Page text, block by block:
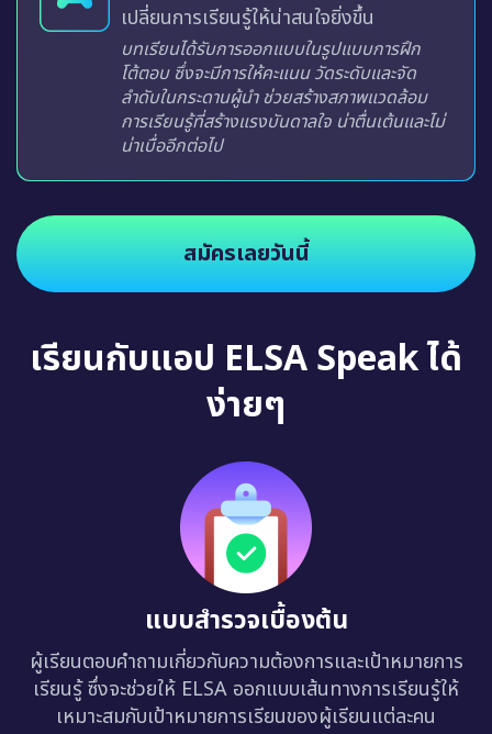
เปลี่ยนการเรียนรู้ให้น่าสนใจยิ่งขึ้น
บทเรียนได้รับการออกแบบในรูปแบบการฝึก
โต้ตอบ ซึ่งจะมีการให้คะแนน วัดระดับและจัด
ลำดับในกระดานผู้นำ ช่วยสร้างสภาพแวดล้อม
การเรียนรู้ที่สร้างแรงบันดาลใจ น่าตื่นเต้นและไม่
น่าเบื่ออีกต่อไป
สมัครเลยวันนี้
เรียนกับแอป ELSA Speak ได้
ง่ายๆ
แบบสำรวจเบื้องต้น
ผู้เรียนตอบคำถามเกี่ยวกับความต้องการและเป้าหมายการ
เรียนรู้ ซึ่งจะช่วยให้ ELSA ออกแบบเส้นทางการเรียนรู้ให้
เหมาะสมกับเป้าหมายการเรียนของผู้เรียนแต่ละคน